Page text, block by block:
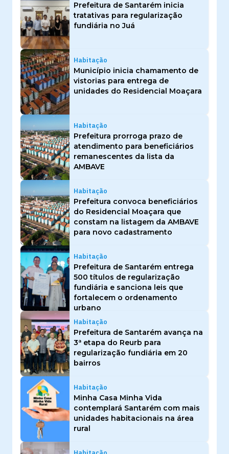
Prefeitura de Santarém inicia
tratativas para regularização
fundiária no Juá
Habitação
Município inicia chamamento de
vistorias para entrega de
unidades do Residencial Moaçara
Habitação
Prefeitura prorroga prazo de
atendimento para beneficiários
remanescentes da lista da
AMBAVE
Habitação
Prefeitura convoca beneficiários
do Residencial Moaçara que
constam na listagem da AMBAVE
para novo cadastramento
Habitação
Prefeitura de Santarém entrega
500 títulos de regularização
fundiária e sanciona leis que
fortalecem o ordenamento
urbano
Habitação
Prefeitura de Santarém avança na
3ª etapa do Reurb para
regularização fundiária em 20
bairros
Habitação
Minha Casa Minha Vida
contemplará Santarém com mais
unidades habitacionais na área
rural